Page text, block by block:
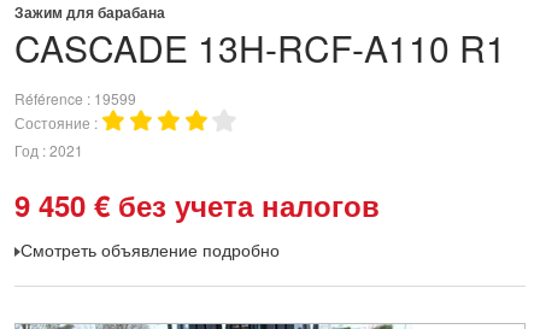
CASCADE 13H-RCF-A110 R1
Зажим для барабана
Référence
19599
Состояние
Год 2021
9 450 € без учета налогов
Смотреть объявление подробно